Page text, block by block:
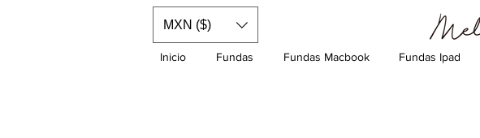
Inicio Fundas Fundas Macbook Fundas Ipad
MXN ($)